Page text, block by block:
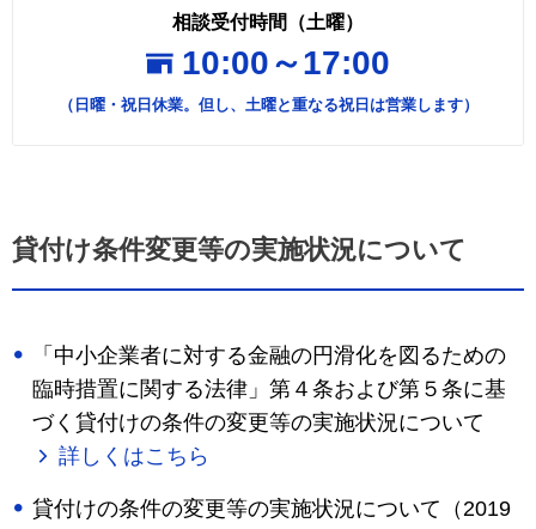
相談受付時間（土曜）
10:00～17:00
（日曜・祝日休業。但し、土曜と重なる祝日は営業します）
貸付け条件変更等の実施状況について
「中小企業者に対する金融の円滑化を図るための
臨時措置に関する法律」第４条および第５条に基
づく貸付けの条件の変更等の実施状況について
詳しくはこちら
貸付けの条件の変更等の実施状況について（2019